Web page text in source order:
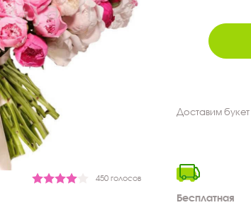
450 голосов
Доставим букет
Бесплатная